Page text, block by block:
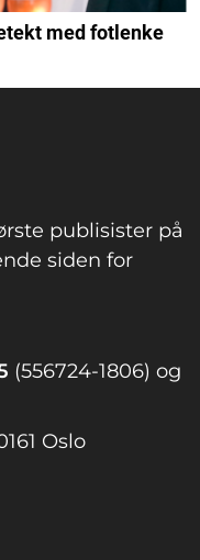
med fotlenke
publisister på
siden for
(556724-1806) og
Oslo